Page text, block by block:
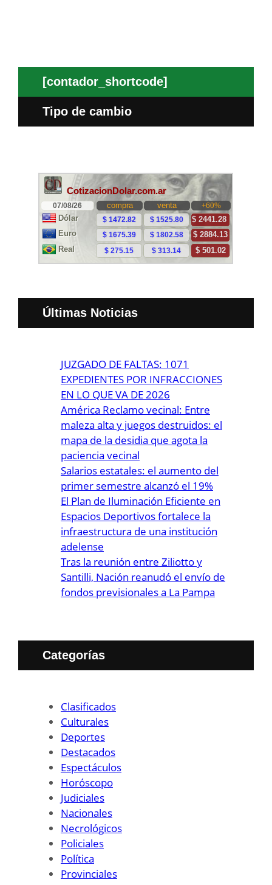
[contador_shortcode]
Tipo de cambio
Últimas Noticias
JUZGADO DE FALTAS: 1071
EXPEDIENTES POR INFRACCIONES
EN LO QUE VA DE 2026
América Reclamo vecinal: Entre
maleza alta y juegos destruidos: el
mapa de la desidia que agota la
paciencia vecinal
Salarios estatales: el aumento del
primer semestre alcanzó el 19%
El Plan de Iluminación Eficiente en
Espacios Deportivos fortalece la
infraestructura de una institución
adelense
Tras la reunión entre Ziliotto y
Santilli, Nación reanudó el envío de
fondos previsionales a La Pampa
Categorías
Clasificados
Culturales
Deportes
Destacados
Espectáculos
Horóscopo
Judiciales
Nacionales
Necrológicos
Policiales
Política
Provinciales